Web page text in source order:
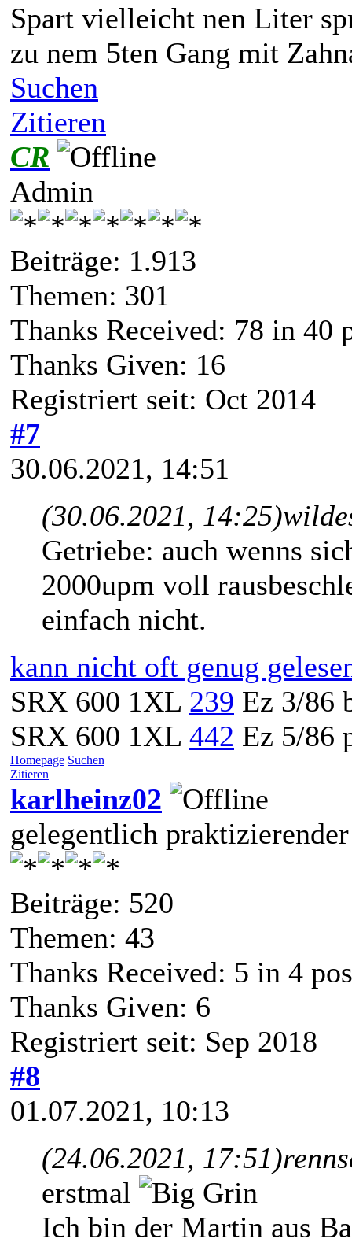
Spart vielleicht nen Liter
zu nem 5ten Gang mit
Suchen
Zitieren
CR
Admin
Beiträge: 1.913
Themen: 301
Thanks Received: 78 in 40
Thanks Given: 16
Registriert seit: Oct 2014
#7
30.06.2021, 14:51
(30.06.2021, 14:25)
Getriebe: auch wenns
2000upm voll
einfach nicht.
kann nicht oft genug
SRX 600 1XL 239 Ez 3/86
SRX 600 1XL 442 Ez 5/86
Homepage Suchen
Zitieren
karlheinz02
gelegentlich
Beiträge: 520
Themen: 43
Thanks Received: 5 in 4
Thanks Given: 6
Registriert seit: Sep 2018
#8
01.07.2021, 10:13
(24.06.2021, 17:51)
erstmal
Ich bin der Martin aus